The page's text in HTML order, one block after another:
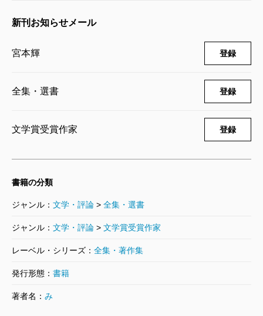
1993/01/08
5,720円
宮本輝／著
宮本輝全集 第7巻
1992/10/09
5,280円
新刊お知らせメール
宮本輝 登録
全集・選書 登録
文学賞受賞作家 登録
書籍の分類
ジャンル： 文学・評論 > 全集・選書
ジャンル： 文学・評論 > 文学賞受賞作家
レーベル・シリーズ： 全集・著作集
発行形態： 書籍
著者名： み